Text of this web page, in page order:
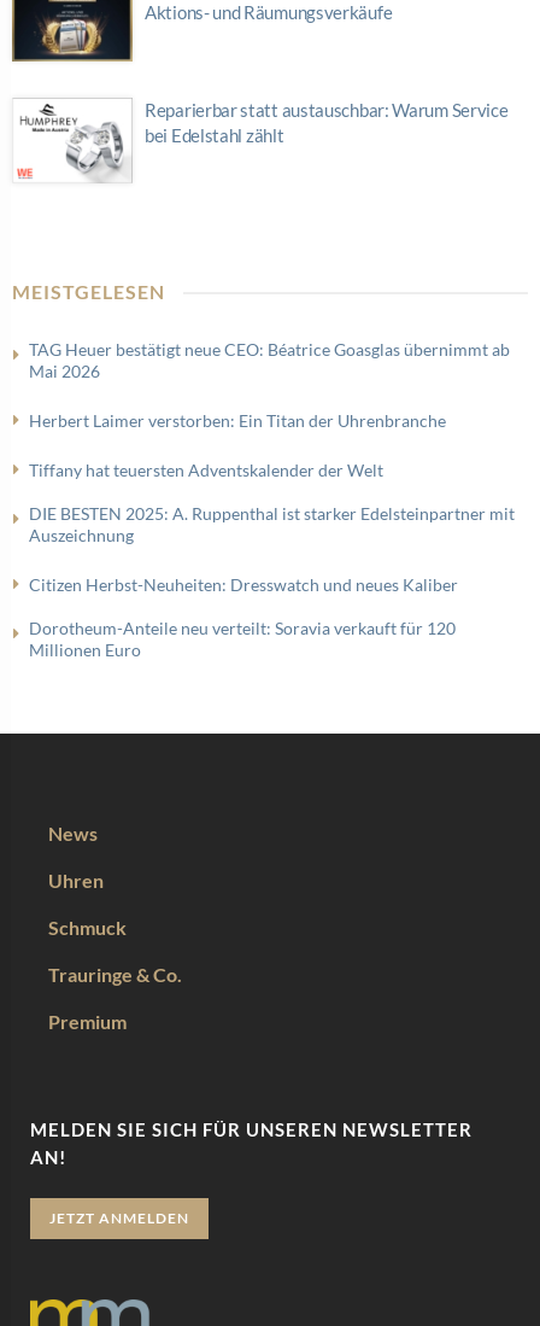
Aktions- und Räumungsverkäufe
Reparierbar statt austauschbar: Warum Service
bei Edelstahl zählt
MEISTGELESEN
TAG Heuer bestätigt neue CEO: Béatrice Goasglas übernimmt ab
Mai 2026
Herbert Laimer verstorben: Ein Titan der Uhrenbranche
Tiffany hat teuersten Adventskalender der Welt
DIE BESTEN 2025: A. Ruppenthal ist starker Edelsteinpartner mit
Auszeichnung
Citizen Herbst-Neuheiten: Dresswatch und neues Kaliber
Dorotheum-Anteile neu verteilt: Soravia verkauft für 120
Millionen Euro
News
Uhren
Schmuck
Trauringe & Co.
Premium
MELDEN SIE SICH FÜR UNSEREN NEWSLETTER
AN!
JETZT ANMELDEN